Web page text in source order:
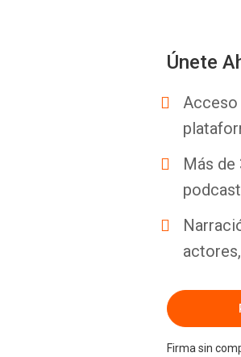
Únete
Más
Firma sin